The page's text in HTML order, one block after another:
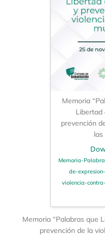
Memoria
Libertad
prevención
las
Memoria-
de-
violencia-
Memoria “Palabras que
prevención de la